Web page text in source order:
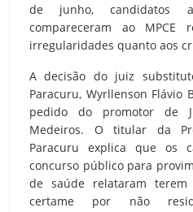
de junho, candidatos
compareceram ao
irregularidades quanto aos
A decisão do juiz
Paracuru, Wyrllenson Flávio
pedido do promotor de
Medeiros. O titular da
Paracuru explica que os
concurso público para
de saúde relataram terem
certame por não